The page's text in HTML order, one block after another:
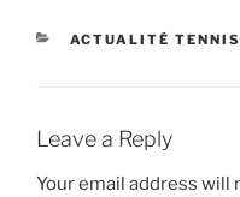
CATEGORIES
ACTUALITÉ TENNIS
Leave a Reply
Your email address will